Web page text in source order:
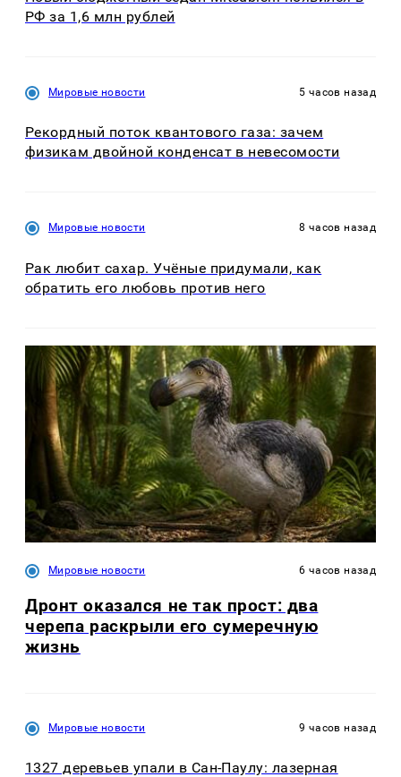
РФ за 1,6 млн рублей
Мировые новости 5 часов назад
Рекордный поток квантового газа: зачем
физикам двойной конденсат в невесомости
Мировые новости 8 часов назад
Рак любит сахар. Учёные придумали, как
обратить его любовь против него
Мировые новости 6 часов назад
Дронт оказался не так прост: два
черепа раскрыли его сумеречную
жизнь
Мировые новости 9 часов назад
1327 деревьев упали в Сан-Паулу: лазерная